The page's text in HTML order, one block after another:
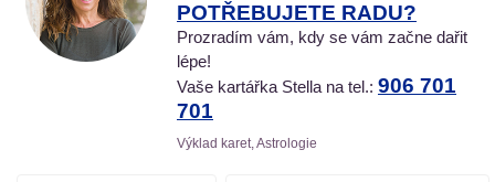
POTŘEBUJETE RADU?
Prozradím vám, kdy se vám začne dařit
lépe!
Vaše kartářka Stella na tel.: 906 701
701
Výklad karet, Astrologie